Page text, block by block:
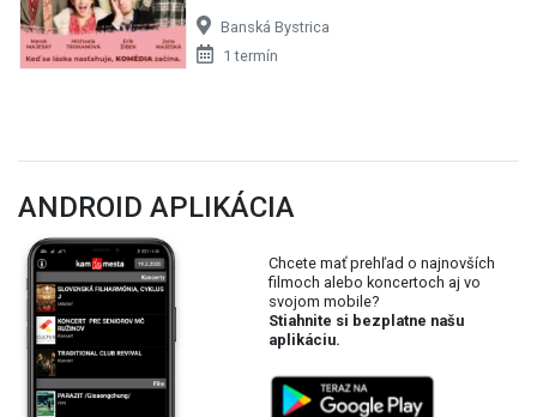
Banská Bystrica
1 termín
ANDROID APLIKÁCIA
Chcete mať prehľad o najnovších
filmoch alebo koncertoch aj vo
svojom mobile?
Stiahnite si bezplatne našu
aplikáciu.